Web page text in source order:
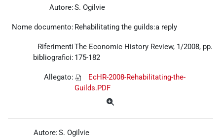
Autore:S. Ogilvie
Nome documento: Rehabilitating the guilds:a reply
Riferimenti
bibliografici:
The Economic History Review, 1/2008, pp.
175-182
Allegato:
EcHR-2008-Rehabilitating-the-
Guilds.PDF
Autore:S. Ogilvie